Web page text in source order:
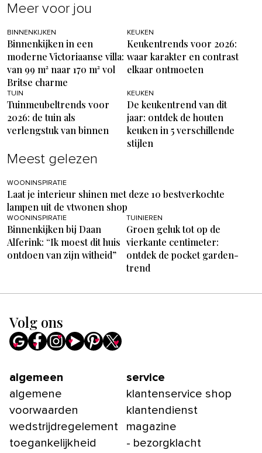
Meer voor jou
BINNENKIJKEN
Binnenkijken in een
moderne Victoriaanse villa:
van 99 m² naar 170 m² vol
Britse charme
KEUKEN
Keukentrends voor 2026:
waar karakter en contrast
elkaar ontmoeten
TUIN
Tuinmeubeltrends voor
2026: de tuin als
verlengstuk van binnen
KEUKEN
De keukentrend van dit
jaar: ontdek de houten
keuken in 5 verschillende
stijlen
Meest gelezen
WOONINSPIRATIE
Laat je interieur shinen met deze 10 bestverkochte
lampen uit de vtwonen shop
WOONINSPIRATIE
Binnenkijken bij Daan
Alferink: “Ik moest dit huis
ontdoen van zijn witheid”
TUINIEREN
Groen geluk tot op de
vierkante centimeter:
ontdek de pocket garden-
trend
Volg ons
algemeen
algemene
voorwaarden
wedstrijdregelement
toegankelijkheid
service
klantenservice shop
klantendienst
magazine
- bezorgklacht